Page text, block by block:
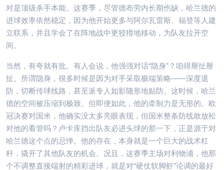
对是顶级杀手本能。这赛季，尽管德布劳内长期伤缺，哈兰德的
进球效率依然稳定，因为他开始更多与阿尔瓦雷斯、福登等人建
立联系，并且学会了在阵地战中更狡猾地移动，为队友拉开空
间。
当然，有夸就有批。有人会说，他强强对话“隐身”？咱得掰扯掰
扯。所谓隐身，很多时候是因为对手采取极端策略——深度退
防，切断传球线路，甚至派专人如影随形地贴防。这时候，哈兰
德的空间被压缩到极致。但即便如此，他的牵制力是无形的。欧
冠决赛对国米，他确实没太多亮眼表现，但国米整条防线敢放松
对他的看管吗？卢卡库挡出队友必进头球的那一下，正是源于对
哈兰德这个点的忌惮。他的存在，本身就是一个巨大的战术杠
杆，撬开了其他队友的机会。况且，这赛季主场对利物浦，他那
个不调整直接端射的精彩进球，就是对“硬仗软脚虾”论调的最好